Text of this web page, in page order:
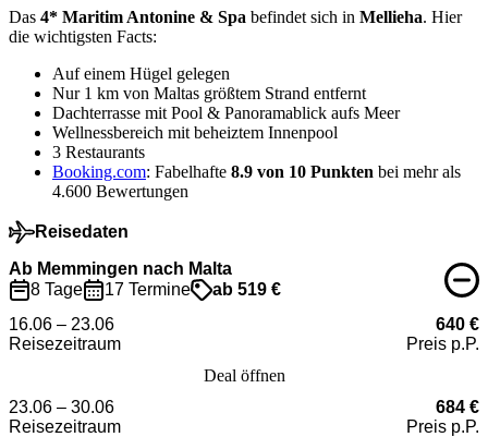
Das 4* Maritim Antonine & Spa befindet sich in Mellieha. Hier
die wichtigsten Facts:
Auf einem Hügel gelegen
Nur 1 km von Maltas größtem Strand entfernt
Dachterrasse mit Pool & Panoramablick aufs Meer
Wellnessbereich mit beheiztem Innenpool
3 Restaurants
Booking.com: Fabelhafte 8.9 von 10 Punkten bei mehr als
4.600 Bewertungen
Reisedaten
Ab Memmingen nach Malta
8 Tage
17 Termine
ab 519 €
16.06 – 23.06
Reisezeitraum
640 €
Preis p.P.
Deal öffnen
23.06 – 30.06
Reisezeitraum
684 €
Preis p.P.